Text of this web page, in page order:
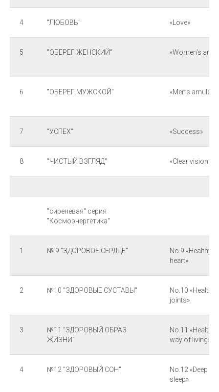
4 "ЛЮБОВЬ" «Love»
5 "ОБЕРЕГ ЖЕНСКИЙ" «Women’s
6 "ОБЕРЕГ МУЖСКОЙ" «Men’s amulet»
7 "УСПЕХ" «Success»
8 "ЧИСТЫЙ ВЗГЛЯД" «Clear vision»
"сиреневая" серия
"Космоэнергетика"
1 № 9 "ЗДОРОВОЕ СЕРДЦЕ"
No.9 «Healthy
heart»
2 №10 "ЗДОРОВЫЕ СУСТАВЫ"
No.10 «Healthy
joints»
3
№11 "ЗДОРОВЫЙ ОБРАЗ
ЖИЗНИ"
No.11 «Healthy
way of living»
4 №12 "ЗДОРОВЫЙ СОН"
No.12 «Deep
sleep»